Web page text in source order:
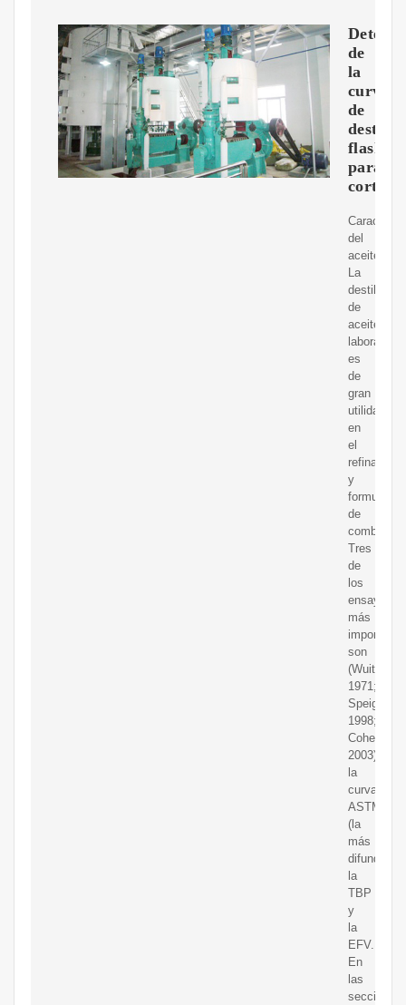
de
la
curva
de
flash
para
cortes
del
aceite.
La
destilación
de
aceiteen
laboratorio
es
de
gran
utilidad
en
el
y
de
Tres
de
los
ensayos
más
son
(Wuithier,
1971;
Speight,
1998;
Cohen,
2003):
la
curva
ASTM
(la
más
difundida),
la
TBP
y
la
EFV.
En
las
secciones